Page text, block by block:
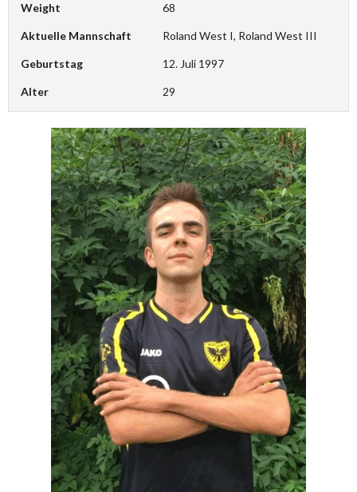
Weight 68
Aktuelle Mannschaft Roland West I, Roland West III
Geburtstag 12. Juli 1997
Alter 29